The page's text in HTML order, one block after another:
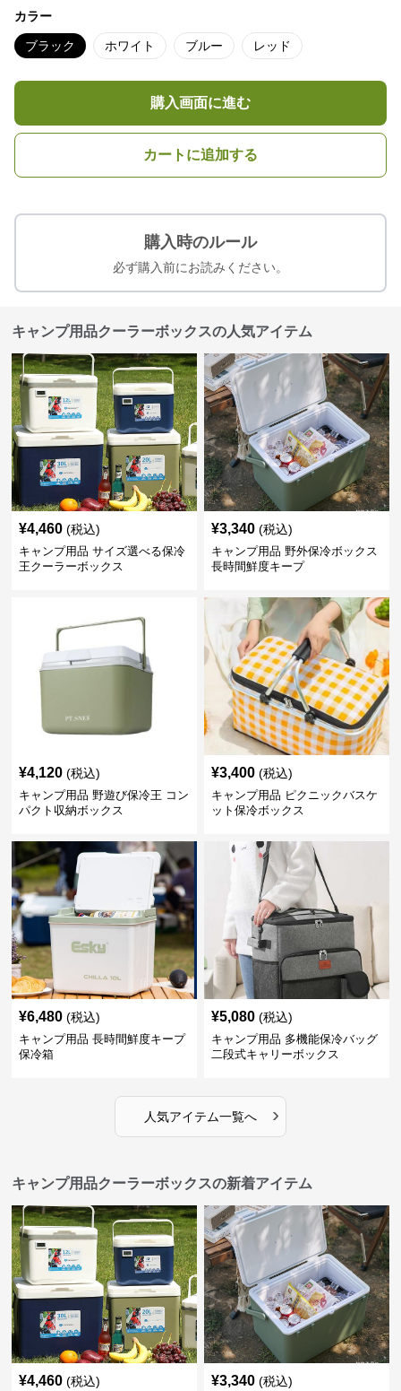
カラー
ブラック ホワイト ブルー レッド
購入画面に進む
カートに追加する
購入時のルール
必ず購入前にお読みください。
キャンプ用品クーラーボックスの人気アイテム
¥4,460 (税込)
キャンプ用品 サイズ選べる保冷
王クーラーボックス
¥3,340 (税込)
キャンプ用品 野外保冷ボックス
長時間鮮度キープ
¥4,120 (税込)
キャンプ用品 野遊び保冷王 コン
パクト収納ボックス
¥3,400 (税込)
キャンプ用品 ピクニックバスケ
ット保冷ボックス
¥6,480 (税込)
キャンプ用品 長時間鮮度キープ
保冷箱
¥5,080 (税込)
キャンプ用品 多機能保冷バッグ
二段式キャリーボックス
人気アイテム一覧へ ›
キャンプ用品クーラーボックスの新着アイテム
¥4,460 (税込) ¥3,340 (税込)